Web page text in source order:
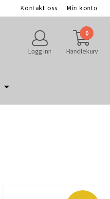
Kontakt oss Min konto
Logg inn
0
Handlekurv